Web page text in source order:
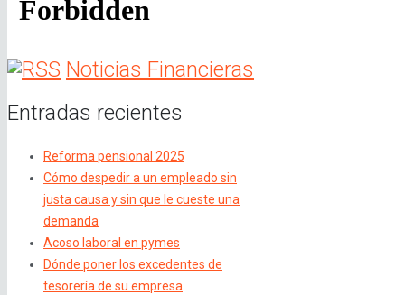
Noticias Financieras
Entradas recientes
Reforma pensional 2025
Cómo despedir a un empleado sin
justa causa y sin que le cueste una
demanda
Acoso laboral en pymes
Dónde poner los excedentes de
tesorería de su empresa